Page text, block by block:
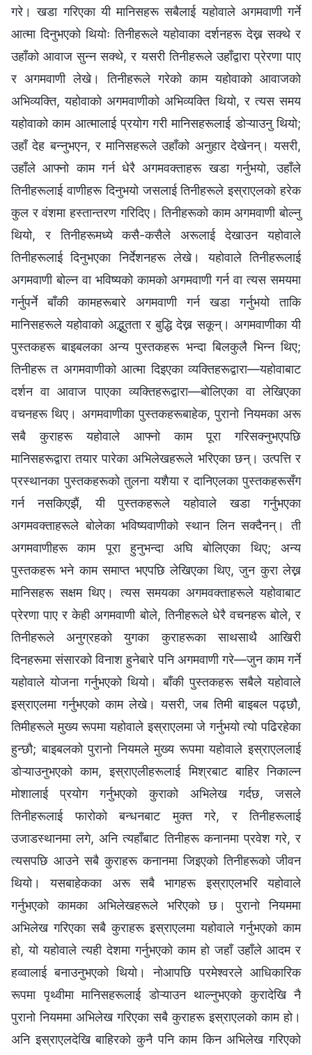
गरे। खडा गरिएका यी मानिसहरू सबैलाई यहोवाले अगमवाणी गर्ने
आत्मा दिनुभएको थियोः तिनीहरूले यहोवाका दर्शनहरू देख्न सक्थे र
उहाँको आवाज सुन्न सक्थे, र यसरी तिनीहरूले उहाँद्वारा प्रेरणा पाए
र अगमवाणी लेखे। तिनीहरूले गरेको काम यहोवाको आवाजको
अभिव्यक्ति, यहोवाको अगमवाणीको अभिव्यक्ति थियो, र त्यस समय
यहोवाको काम आत्मालाई प्रयोग गरी मानिसहरूलाई डोऱ्याउनु थियो;
उहाँ देह बन्नुभएन, र मानिसहरूले उहाँको अनुहार देखेनन्। यसरी,
उहाँले आफ्नो काम गर्न धेरै अगमवक्ताहरू खडा गर्नुभयो, उहाँले
तिनीहरूलाई वाणीहरू दिनुभयो जसलाई तिनीहरूले इस्राएलको हरेक
कुल र वंशमा हस्तान्तरण गरिदिए। तिनीहरूको काम अगमवाणी बोल्नु
थियो, र तिनीहरूमध्ये कसै-कसैले अरूलाई देखाउन यहोवाले
तिनीहरूलाई दिनुभएका निर्देशनहरू लेखे। यहोवाले तिनीहरूलाई
अगमवाणी बोल्न वा भविष्यको कामको अगमवाणी गर्न वा त्यस समयमा
गर्नुपर्ने बाँकी कामहरूबारे अगमवाणी गर्न खडा गर्नुभयो ताकि
मानिसहरूले यहोवाको अद्भुतता र बुद्धि देख्न सकून्। अगमवाणीका यी
पुस्तकहरू बाइबलका अन्य पुस्तकहरू भन्दा बिलकुलै भिन्न थिए;
तिनीहरू त अगमवाणीको आत्मा दिइएका व्यक्तिहरूद्वारा—यहोवाबाट
दर्शन वा आवाज पाएका व्यक्तिहरूद्वारा—बोलिएका वा लेखिएका
वचनहरू थिए। अगमवाणीका पुस्तकहरूबाहेक, पुरानो नियमका अरू
सबै कुराहरू यहोवाले आफ्नो काम पूरा गरिसक्नुभएपछि
मानिसहरूद्वारा तयार पारेका अभिलेखहरूले भरिएका छन्। उत्पत्ति र
प्रस्थानका पुस्तकहरूको तुलना यशैया र दानिएलका पुस्तकहरूसँग
गर्न नसकिएझैं, यी पुस्तकहरूले यहोवाले खडा गर्नुभएका
अगमवक्ताहरूले बोलेका भविष्यवाणीको स्थान लिन सक्दैनन्। ती
अगमवाणीहरू काम पूरा हुनुभन्दा अघि बोलिएका थिए; अन्य
पुस्तकहरू भने काम समाप्त भएपछि लेखिएका थिए, जुन कुरा लेख्न
मानिसहरू सक्षम थिए। त्यस समयका अगमवक्ताहरूले यहोवाबाट
प्रेरणा पाए र केही अगमवाणी बोले, तिनीहरूले धेरै वचनहरू बोले, र
तिनीहरूले अनुग्रहको युगका कुराहरूका साथसाथै आखिरी
दिनहरूमा संसारको विनाश हुनेबारे पनि अगमवाणी गरे—जुन काम गर्ने
यहोवाले योजना गर्नुभएको थियो। बाँकी पुस्तकहरू सबैले यहोवाले
इस्राएलमा गर्नुभएको काम लेखे। यसरी, जब तिमी बाइबल पढ्छौ,
तिमीहरूले मुख्य रूपमा यहोवाले इस्राएलमा जे गर्नुभयो त्यो पढिरहेका
हुन्छौ; बाइबलको पुरानो नियमले मुख्य रूपमा यहोवाले इस्राएललाई
डोऱ्याउनुभएको काम, इस्राएलीहरूलाई मिश्रबाट बाहिर निकाल्न
मोशालाई प्रयोग गर्नुभएको कुराको अभिलेख गर्दछ, जसले
तिनीहरूलाई फारोको बन्धनबाट मुक्त गरे, र तिनीहरूलाई
उजाडस्थानमा लगे, अनि त्यहाँबाट तिनीहरू कनानमा प्रवेश गरे, र
त्यसपछि आउने सबै कुराहरू कनानमा जिइएको तिनीहरूको जीवन
थियो। यसबाहेकका अरू सबै भागहरू इस्राएलभरि यहोवाले
गर्नुभएको कामका अभिलेखहरूले भरिएको छ। पुरानो नियममा
अभिलेख गरिएका सबै कुराहरू इस्राएलमा यहोवाले गर्नुभएको काम
हो, यो यहोवाले त्यही देशमा गर्नुभएको काम हो जहाँ उहाँले आदम र
हव्वालाई बनाउनुभएको थियो। नोआपछि परमेश्‍वरले आधिकारिक
रूपमा पृथ्वीमा मानिसहरूलाई डोऱ्याउन थाल्नुभएको कुरादेखि नै
पुरानो नियममा अभिलेख गरिएका सबै कुराहरू इस्राएलको काम हो।
अनि इस्राएलदेखि बाहिरको कुनै पनि काम किन अभिलेख गरिएको